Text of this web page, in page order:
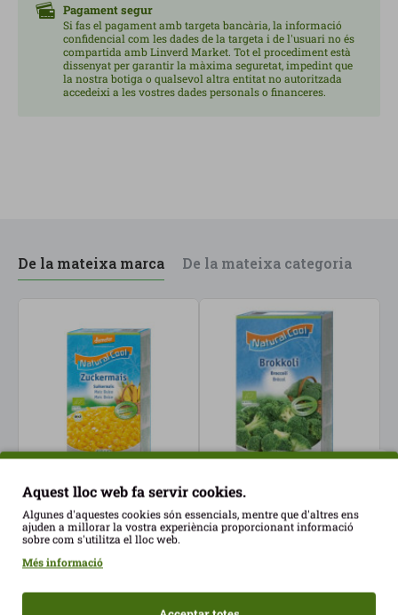
Pagament segur
Si fas el pagament amb targeta bancària, la informació
confidencial com les dades de la targeta i de l'usuari no és
compartida amb Linverd Market. Tot el procediment està
dissenyat per garantir la màxima seguretat, impedint que
la nostra botiga o qualsevol altra entitat no autoritzada
accedeixi a les vostres dades personals o financeres.
De la mateixa marca De la mateixa categoria
Blat de Moro Dolç Cong
450gr Natural Cool ECO
4,27€
Broquil Congelat 300gr
Natural Cool ECO
3,10€
Aquest lloc web fa servir cookies.
Algunes d'aquestes cookies són essencials, mentre que d'altres ens
ajuden a millorar la vostra experiència proporcionant informació
sobre com s'utilitza el lloc web.
Més informació